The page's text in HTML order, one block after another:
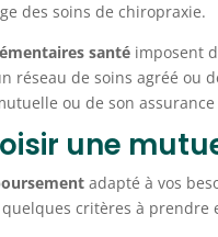
des soins de chiropraxie.
santéimposent
réseau de soins agréé
ou de son
une
adapté à vos
critères à prendre